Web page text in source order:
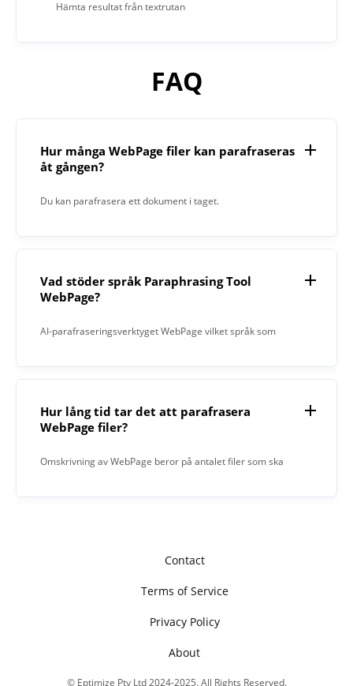
Hämta resultat från textrutan
FAQ
Hur många WebPage filer kan parafraseras
åt gången?
Du kan parafrasera ett dokument i taget.
Vad stöder språk Paraphrasing Tool
WebPage?
AI-parafraseringsverktyget WebPage vilket språk som
Hur lång tid tar det att parafrasera
WebPage filer?
Omskrivning av WebPage beror på antalet filer som ska
Contact
Terms of Service
Privacy Policy
About
© Eptimize Pty Ltd 2024-2025. All Rights Reserved.